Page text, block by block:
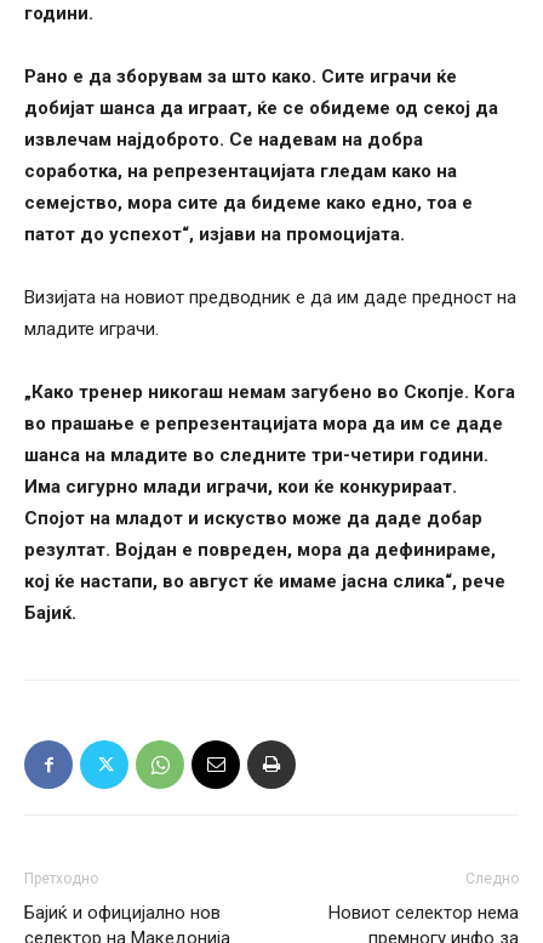
години.
Рано е да зборувам за што како. Сите играчи ќе
добијат шанса да играат, ќе се обидеме од секој да
извлечам најдоброто. Се надевам на добра
соработка, на репрезентацијата гледам како на
семејство, мора сите да бидеме како едно, тоа е
патот до успехот“, изјави на промоцијата.
Визијата на новиот предводник е да им даде предност на
младите играчи.
„Како тренер никогаш немам загубено во Скопје. Кога
во прашање е репрезентацијата мора да им се даде
шанса на младите во следните три-четири години.
Има сигурно млади играчи, кои ќе конкурираат.
Спојот на младот и искуство може да даде добар
резултат. Војдан е повреден, мора да дефинираме,
кој ќе настапи, во август ќе имаме јасна слика“, рече
Бајиќ.
Претходно
Бајиќ и официјално нов
селектор на Македонија
Следно
Новиот селектор нема
премногу инфо за